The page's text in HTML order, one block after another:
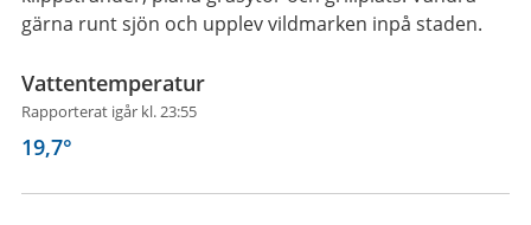
gärna runt sjön och upplev vildmarken inpå staden.
Vattentemperatur
Rapporterat igår kl. 23:55
19,7°